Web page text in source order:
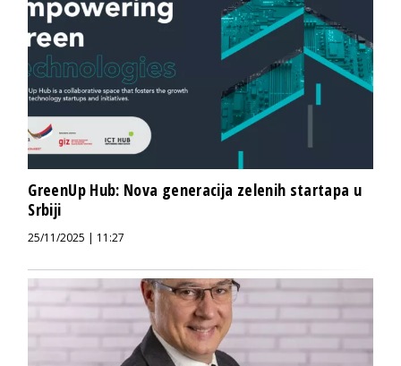
GreenUp Hub: Nova generacija zelenih startapa u
Srbiji
25/11/2025 | 11:27